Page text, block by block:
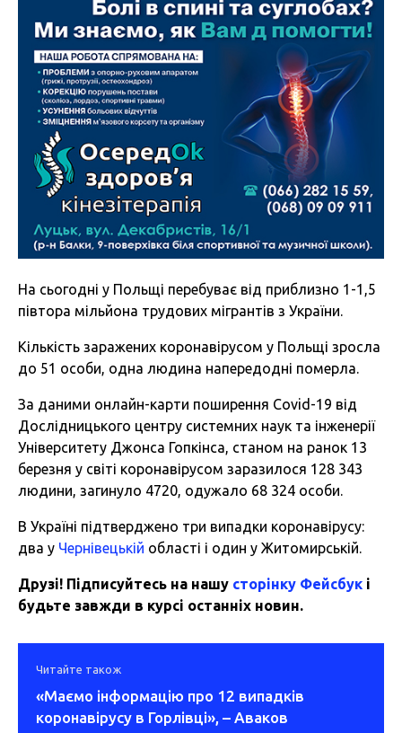
На сьогодні у Польщі перебуває від приблизно 1-1,5
півтора мільйона трудових мігрантів з України.
Кількість заражених коронавірусом у Польщі зросла
до 51 особи, одна людина напередодні померла.
За даними онлайн-карти поширення Covid-19 від
Дослідницького центру системних наук та інженерії
Університету Джонса Гопкінса, станом на ранок 13
березня у світі коронавірусом заразилося 128 343
людини, загинуло 4720, одужало 68 324 особи.
В Україні підтверджено три випадки коронавірусу:
два у Чернівецькій області і один у Житомирській.
Друзі! Підписуйтесь на нашу сторінку Фейсбук і
будьте завжди в курсі останніх новин.
Читайте також
«Маємо інформацію про 12 випадків
коронавірусу в Горлівці», – Аваков